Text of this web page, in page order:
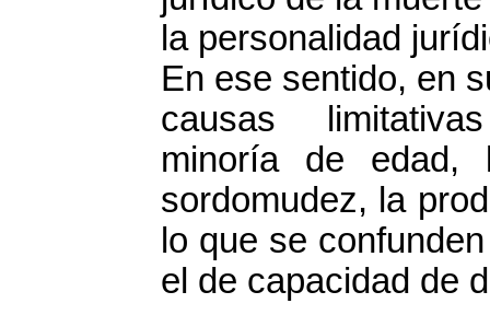
la personalidad
En ese sentido, en
causas
minoría de edad,
sordomudez, la
lo que se
el de capacidad de